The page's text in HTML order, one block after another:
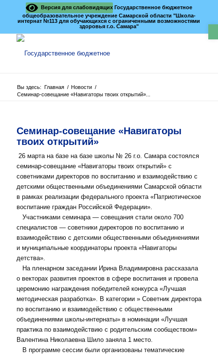
Версия для слабовидящихГосударственное бюджетное
общеобразовательное учреждение Самарской области "Школа-
интернат №113 для обучающихся с ограниченными возможностями
здоровья г.о. Самара"
Вы здесь: Главная / Новости /
Семинар-совещание «Навигаторы твоих открытий»...
Семинар-совещание «Навигаторы
твоих открытий»
26 марта на базе на базе школы № 26 г.о. Самара состоялся
семинар-совещание «Навигаторы твоих открытий» с
советниками директоров по воспитанию и взаимодействию с
детскими общественными объединениями Самарской области
в рамках реализации федерального проекта «Патриотическое
воспитание граждан Российской Федерации».
Участниками семинара — совещания стали около 700
специалистов — советники директоров по воспитанию и
взаимодействию с детскими общественными объединениями
и муниципальные координаторы проекта «Навигаторы
детства».
На пленарном заседании Ирина Владимировна рассказала
о векторах развития проектов в сфере воспитания и провела
церемонию награждения победителей конкурса «Лучшая
методическая разработка». В категории » Советник директора
по воспитанию и взаимодействию с общественными
объединениями школы-интернаты» в номинации «Лучшая
практика по взаимодействию с родительским сообществом»
Валентина Николаевна Шило заняла 1 место.
В программе сессии были организованы тематические